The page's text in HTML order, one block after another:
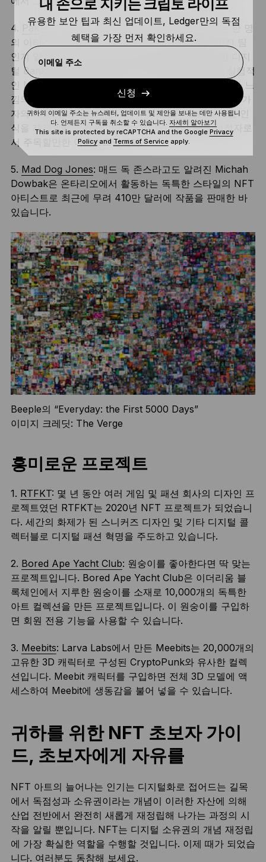
4. Pak은 너무 수수께끼 같아 그들이 AI를 운영하는 한 명
의 아티스트인지 아니면 여러 크리에이터로 이루어진 팀
인지 알 수 없지만, 간단히 설명해 NFT 세대를 위한 디지
털 Banksy와 비견될만 합니다. Pak의 작업 방식은 실험적
인 NFT 아트를 사용하는 것으로, 최근에는 불가사의한 느
낌의
과 같은 NFT 기반 프로젝트를 통해 참가
자의 가치관, 그들의 현실, 그리고 참가자 자체에 대한 인
식을 재정의하고 있습니다. 이 분야의 핵심 의제 설정자로
서 주목할만한 아티스트입니다.
5. Mad Dog Jones: 매드 독 존스라고도 알려진 Michah
Dowbak은 온타리오에서 활동하는 독특한 스타일의 NFT
아티스트로 최근에 무려 410만 달러에 작품을 판매한 바
있습니다.
Beeple의 “Everyday: the First 5000 Days”
이미지 크레딧: The Verge
흥미로운 프로젝트
1. RTFKT: 몇 년 동안 여러 게임 및 패션 회사의 디자인 프
로젝트였던 RTFKT는 2020년 NFT 프로젝트가 되었습니
다. 세간의 화제가 된 스니커즈 디자인 및 기타 디지털 콜
렉터블로 디지털 패션 혁명을 주도하고 있습니다.
2. Bored Ape Yacht Club: 원숭이를 좋아한다면 딱 맞는
프로젝트입니다. Bored Ape Yacht Club은 이더리움 블
록체인에서 지루한 원숭이를 소재로 10,000개의 독특한
아트 컬렉션을 만든 프로젝트입니다. 이 원숭이를 구입하
면 회원 전용 기능을 사용할 수 있습니다.
3. Meebits: Larva Labs에서 만든 Meebits는 20,000개의
고유한 3D 캐릭터로 구성된 CryptoPunk와 유사한 컬렉
션입니다. Meebit 캐릭터를 구입하면 전체 3D 모델에 액
세스하여 Meebit에 생동감을 불어 넣을 수 있습니다.
귀하를 위한 NFT 초보자 가이
드, 초보자에게 자유를
NFT 아트의 늘어나는 인기는 디지털화로 접어드는 길목
에서 독점성과 소유권이라는 개념이 이러한 자산에 의해
산업 전반에서 완전히 새롭게 재정립해 나가는 과정의 시
작을 알릴 뿐입니다. NFT는 디지털 소유권의 개념 재정립
에 가장 확실한 역할을 수행할 것입니다. 이제 때가 되었습
니다. 여러분도 동참해 보세요.
내 손으로 지키는 크립토 라이프
유용한 보안 팁과 최신 업데이트, Ledger만의 독점
혜택을 가장 먼저 확인하세요.
이메일 주소
신청
귀하의 이메일 주소는 뉴스레터, 업데이트 및 제안을 보내는 데만 사용됩니
다. 언제든지 구독을 취소할 수 있습니다. 자세히 알아보기
This site is protected by reCAPTCHA and the Google Privacy
Policyand Terms of Serviceapply.